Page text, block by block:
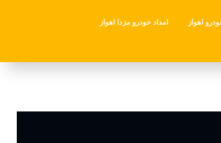
اهواز امداد خودرو مزدا اهواز